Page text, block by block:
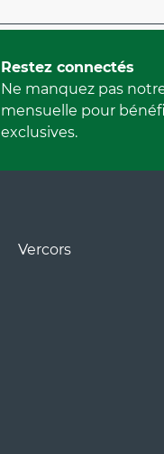
Restez connectés
Ne manquez pas
mensuelle pour
exclusives.
Vercors